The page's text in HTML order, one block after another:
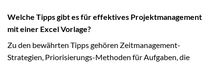
Welche Tipps gibt es für effektives Projektmanagement
mit einer Excel Vorlage?
Zu den bewährten Tipps gehören Zeitmanagement-
Strategien, Priorisierungs-Methoden für Aufgaben, die